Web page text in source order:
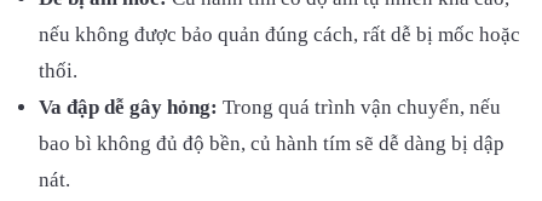
nếu không được bảo quản đúng cách, rất dễ bị mốc hoặc
thối.
Va đập dễ gây hỏng: Trong quá trình vận chuyển, nếu
bao bì không đủ độ bền, củ hành tím sẽ dễ dàng bị dập
nát.